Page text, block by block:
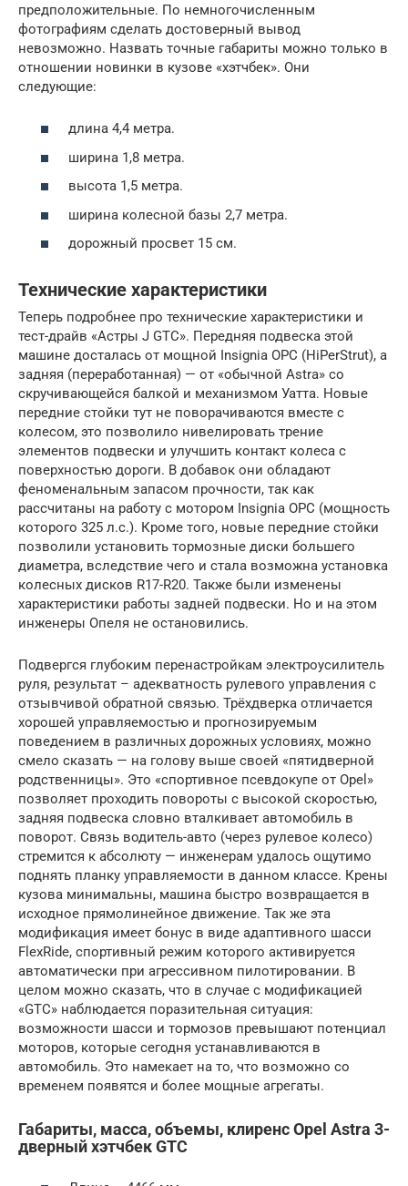
предположительные. По немногочисленным
фотографиям сделать достоверный вывод
невозможно. Назвать точные габариты можно только в
отношении новинки в кузове «хэтчбек». Они
следующие:
длина 4,4 метра.
ширина 1,8 метра.
высота 1,5 метра.
ширина колесной базы 2,7 метра.
дорожный просвет 15 см.
Технические характеристики
Теперь подробнее про технические характеристики и
тест-драйв «Астры J GTC». Передняя подвеска этой
машине досталась от мощной Insignia OPC (HiPerStrut), а
задняя (переработанная) — от «обычной Astra» со
скручивающейся балкой и механизмом Уатта. Новые
передние стойки тут не поворачиваются вместе с
колесом, это позволило нивелировать трение
элементов подвески и улучшить контакт колеса с
поверхностью дороги. В добавок они обладают
феноменальным запасом прочности, так как
рассчитаны на работу с мотором Insignia OPC (мощность
которого 325 л.с.). Кроме того, новые передние стойки
позволили установить тормозные диски большего
диаметра, вследствие чего и стала возможна установка
колесных дисков R17-R20. Также были изменены
характеристики работы задней подвески. Но и на этом
инженеры Опеля не остановились.
Подвергся глубоким перенастройкам электроусилитель
руля, результат – адекватность рулевого управления с
отзывчивой обратной связью. Трёхдверка отличается
хорошей управляемостью и прогнозируемым
поведением в различных дорожных условиях, можно
смело сказать — на голову выше своей «пятидверной
родственницы». Это «спортивное псевдокупе от Opel»
позволяет проходить повороты с высокой скоростью,
задняя подвеска словно вталкивает автомобиль в
поворот. Связь водитель-авто (через рулевое колесо)
стремится к абсолюту — инженерам удалось ощутимо
поднять планку управляемости в данном классе. Крены
кузова минимальны, машина быстро возвращается в
исходное прямолинейное движение. Так же эта
модификация имеет бонус в виде адаптивного шасси
FlexRide, спортивный режим которого активируется
автоматически при агрессивном пилотировании. В
целом можно сказать, что в случае с модификацией
«GTC» наблюдается поразительная ситуация:
возможности шасси и тормозов превышают потенциал
моторов, которые сегодня устанавливаются в
автомобиль. Это намекает на то, что возможно со
временем появятся и более мощные агрегаты.
Габариты, масса, объемы, клиренс Opel Astra 3-
дверный хэтчбек GTC